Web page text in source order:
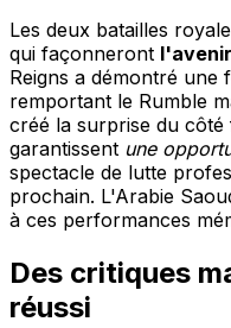
Les deux batailles
qui façonneront
Reigns a démontré une
remportant le Rumble
créé la surprise du côté
garantissent une
spectacle de lutte
prochain. L'Arabie
à ces performances
Des critiques
réussi